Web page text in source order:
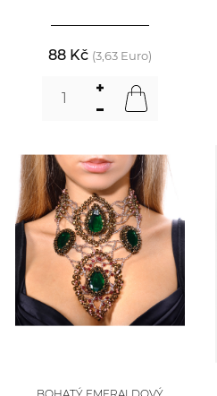
88 Kč (3,63 Euro)